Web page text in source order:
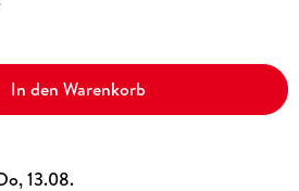
In den Warenkorb
13.08.